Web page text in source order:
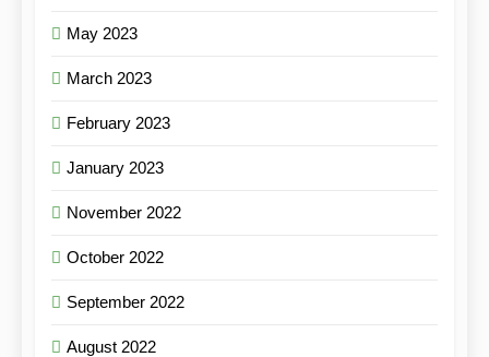
May 2023
March 2023
February 2023
January 2023
November 2022
October 2022
September 2022
August 2022